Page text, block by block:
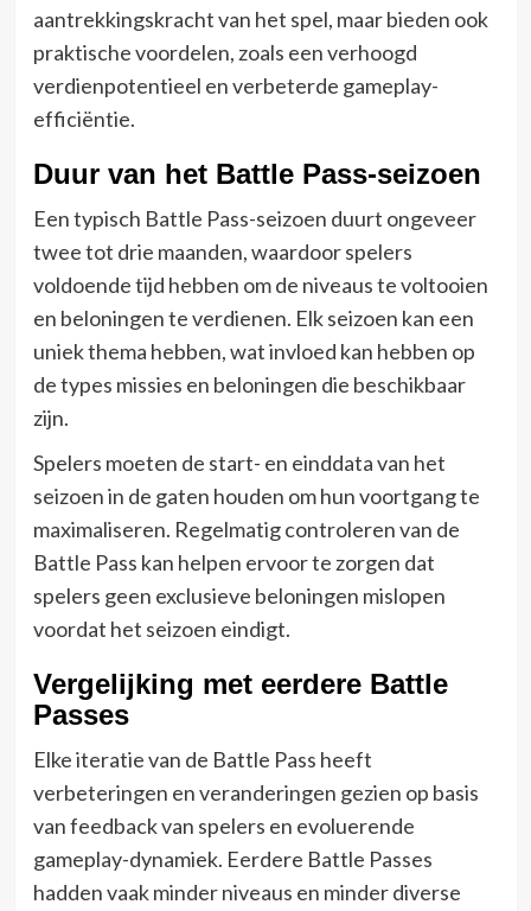
aantrekkingskracht van het spel, maar bieden ook
praktische voordelen, zoals een verhoogd
verdienpotentieel en verbeterde gameplay-
efficiëntie.
Duur van het Battle Pass-seizoen
Een typisch Battle Pass-seizoen duurt ongeveer
twee tot drie maanden, waardoor spelers
voldoende tijd hebben om de niveaus te voltooien
en beloningen te verdienen. Elk seizoen kan een
uniek thema hebben, wat invloed kan hebben op
de types missies en beloningen die beschikbaar
zijn.
Spelers moeten de start- en einddata van het
seizoen in de gaten houden om hun voortgang te
maximaliseren. Regelmatig controleren van de
Battle Pass kan helpen ervoor te zorgen dat
spelers geen exclusieve beloningen mislopen
voordat het seizoen eindigt.
Vergelijking met eerdere Battle
Passes
Elke iteratie van de Battle Pass heeft
verbeteringen en veranderingen gezien op basis
van feedback van spelers en evoluerende
gameplay-dynamiek. Eerdere Battle Passes
hadden vaak minder niveaus en minder diverse